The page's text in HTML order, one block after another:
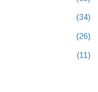
(34)
(26)
(11)